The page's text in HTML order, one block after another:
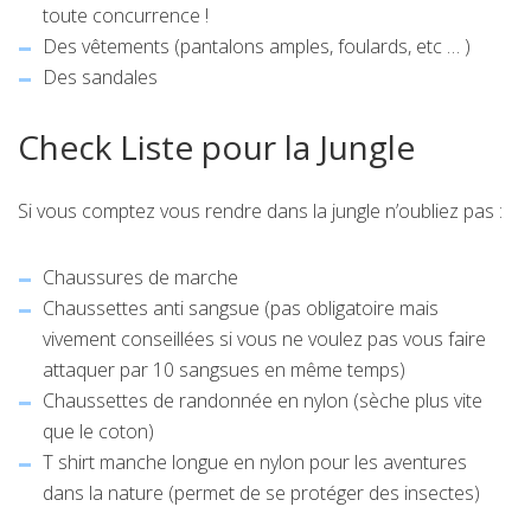
toute concurrence !
Des vêtements (pantalons amples, foulards, etc … )
Des sandales
Check Liste pour la Jungle
Si vous comptez vous rendre dans la jungle n’oubliez pas :
Chaussures de marche
Chaussettes anti sangsue (pas obligatoire mais
vivement conseillées si vous ne voulez pas vous faire
attaquer par 10 sangsues en même temps)
Chaussettes de randonnée en nylon (sèche plus vite
que le coton)
T shirt manche longue en nylon pour les aventures
dans la nature (permet de se protéger des insectes)